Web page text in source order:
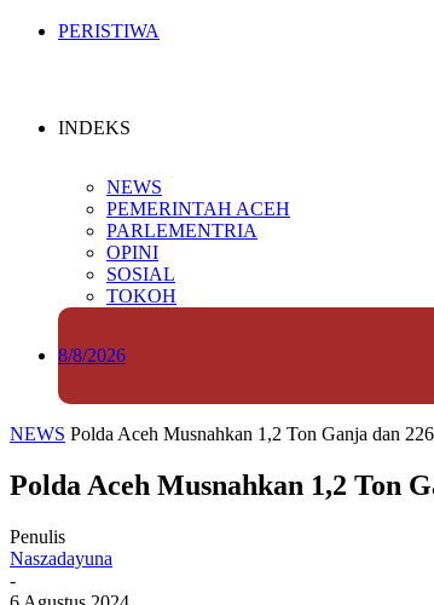
PERISTIWA
INDEKS
NEWS
PEMERINTAH ACEH
PARLEMENTRIA
OPINI
SOSIAL
TOKOH
8/8/2026
NEWS Polda Aceh Musnahkan 1,2 Ton Ganja dan
Polda Aceh Musnahkan 1,2 Ton
Penulis
Naszadayuna
-